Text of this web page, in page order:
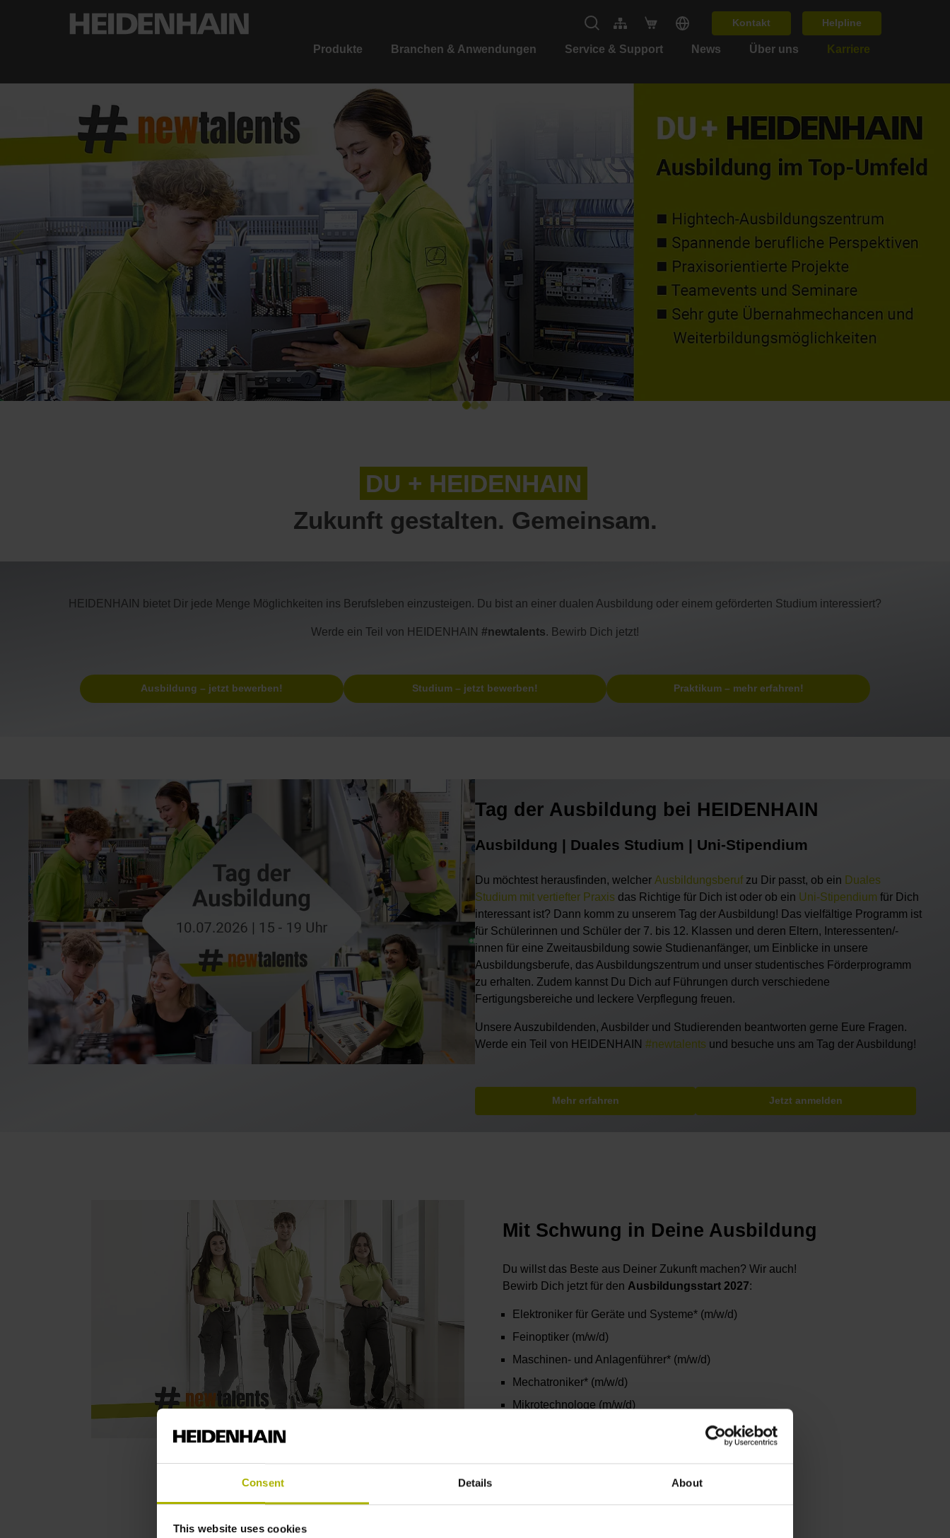
Consent Details About
This website uses cookies
Kontakt Helpline
Produkte Branchen & Anwendungen Service & Support News Über uns Karriere
Previous
DU + HEIDENHAIN
Zukunft gestalten. Gemeinsam.
HEIDENHAIN bietet Dir jede Menge Möglichkeiten ins Berufsleben einzusteigen. Du bist an einer dualen Ausbildung oder einem geförderten Studium interessiert?
Werde ein Teil von HEIDENHAIN #newtalents. Bewirb Dich jetzt!
Ausbildung – jetzt bewerben! Studium – jetzt bewerben! Praktikum – mehr erfahren!
Tag der Ausbildung bei HEIDENHAIN
Ausbildung | Duales Studium | Uni-Stipendium
Du möchtest herausfinden, welcher Ausbildungsberufzu Dir passt, ob ein Duales
Studium mit vertiefter Praxis das Richtige für Dich ist oder ob ein Uni-Stipendium für Dich
interessant ist? Dann komm zu unserem Tag der Ausbildung! Das vielfältige Programm ist
für Schülerinnen und Schüler der 7. bis 12. Klassen und deren Eltern, Interessenten/-
innen für eine Zweitausbildung sowie Studienanfänger, um Einblicke in unsere
Ausbildungsberufe, das Ausbildungszentrum und unser studentisches Förderprogramm
zu erhalten. Zudem kannst Du Dich auf Führungen durch verschiedene
Fertigungsbereiche und leckere Verpflegung freuen.
Unsere Auszubildenden, Ausbilder und Studierenden beantworten gerne Eure Fragen.
Werde ein Teil von HEIDENHAIN #newtalents und besuche uns am Tag der Ausbildung!
Mehr erfahren Jetzt anmelden
Mit Schwung in Deine Ausbildung
Du willst das Beste aus Deiner Zukunft machen? Wir auch!
Bewirb Dich jetzt für den Ausbildungsstart 2027:
Elektroniker für Geräte und Systeme* (m/w/d)
Feinoptiker (m/w/d)
Maschinen- und Anlagenführer* (m/w/d)
Mechatroniker* (m/w/d)
Mikrotechnologe (m/w/d)